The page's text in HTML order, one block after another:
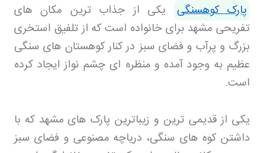
پارک کوهسنگی
یکی از جذاب ترین مکان های
تفریحی مشهد برای خانواده است که از تلفیق استخری
بزرگ و پرآب و فضای سبز در کنار کوهستان های سنگی
عظیم به وجود آمده و منظره ای چشم نواز ایجاد کرده
است.
یکی از قدیمی ترین و زیباترین پارک های مشهد که با
داشتن کوه های سنگی، دریاچه مصنوعی و فضای سبز